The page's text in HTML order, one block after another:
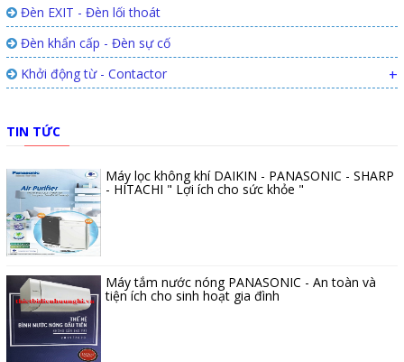
Đèn EXIT - Đèn lối thoát
Đèn khẩn cấp - Đèn sự cố
Khởi động từ - Contactor
+
TIN TỨC
Máy lọc không khí DAIKIN - PANASONIC - SHARP
- HITACHI " Lợi ích cho sức khỏe "
Máy tắm nước nóng PANASONIC - An toàn và
tiện ích cho sinh hoạt gia đình